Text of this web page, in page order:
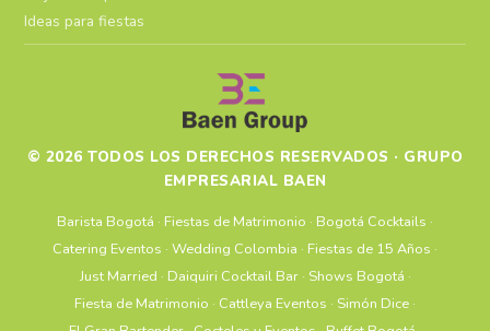
Ideas para fiestas
© 2026 TODOS LOS DERECHOS RESERVADOS · GRUPO
EMPRESARIAL BAEN
Barista Bogotá · Fiestas de Matrimonio · Bogotá Cocktails ·
Catering Eventos · Wedding Colombia · Fiestas de 15 Años ·
Just Married · Daiquiri Cocktail Bar· Shows Bogotá ·
Fiesta de Matrimonio · Cattleya Eventos · Simón Dice ·